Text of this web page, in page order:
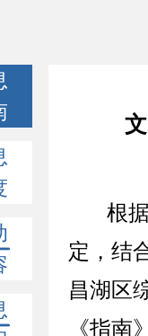
根
定 ，结
昌湖 区
《指南